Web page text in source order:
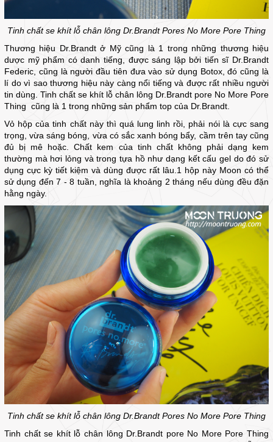
Tinh chất se khít lỗ chân lông Dr.Brandt Pores No More Pore Thing
Thương hiệu Dr.Brandt ở Mỹ cũng là 1 trong những thương hiệu
dược mỹ phẩm có danh tiếng, được sáng lập bởi tiến sĩ Dr.Brandt
Federic, cũng là người đầu tiên đưa vào sử dụng Botox, đó cũng là
lí do vì sao thương hiệu này càng nổi tiếng và được rất nhiều người
tin dùng. Tinh chất se khít lỗ chân lông Dr.Brandt pore No More Pore
Thing cũng là 1 trong những sản phẩm top của Dr.Brandt.
Vỏ hộp của tinh chất này thì quá lung linh rồi, phải nói là cực sang
trọng, vừa sáng bóng, vừa có sắc xanh bóng bẩy, cầm trên tay cũng
đủ bị mê hoặc. Chất kem của tinh chất không phải dạng kem
thường mà hơi lỏng và trong tựa hồ như dạng kết cấu gel do đó sử
dụng cực kỳ tiết kiệm và dùng được rất lâu.1 hộp này Moon có thể
sử dụng đến 7 - 8 tuần, nghĩa là khoảng 2 tháng nếu dùng đều đặn
hằng ngày.
Tinh chất se khít lỗ chân lông Dr.Brandt Pores No More Pore Thing
Tinh chất se khít lỗ chân lông Dr.Brandt pore No More Pore Thing